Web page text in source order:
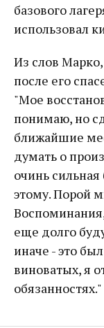
базового
использовал
Из слов
после его
"Мое
понимаю, но
ближайшие
думать о
очинь
этому. Порой
еще долго
иначе - это
виноватых, я
обязанностях."